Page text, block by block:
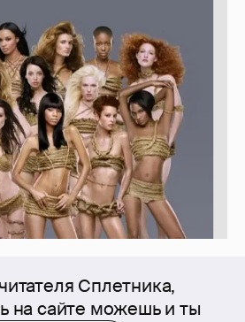
Сплетника,
на сайте можешь и ты